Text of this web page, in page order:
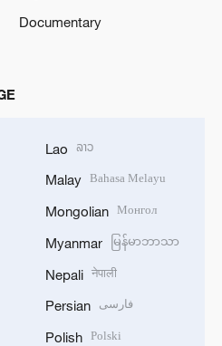
Documentary
Lao ລາວ
Malay Bahasa Melayu
Mongolian Монгол
Myanmar မြန်မာဘာသာ
Nepali नेपाली
Persian فارسی
Polish Polski